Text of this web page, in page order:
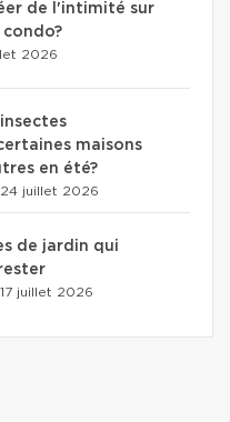
de l'intimité sur
2026
maisons
en été?
24 juillet 2026
de jardin qui
17 juillet 2026